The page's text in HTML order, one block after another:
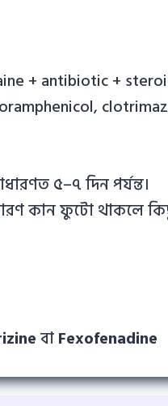
+ antibiotic +
৫–৭ দিন পর্যন্ত।
কান ফুটো থাকলে
বাFexofenadine